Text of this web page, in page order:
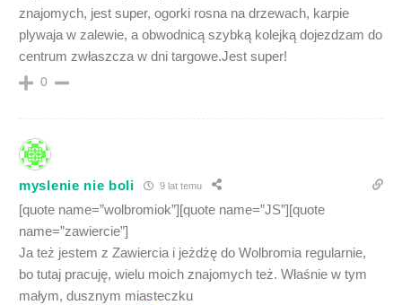
znajomych, jest super, ogorki rosna na drzewach, karpie
plywaja w zalewie, a obwodnicą szybką kolejką dojezdzam do
centrum zwłaszcza w dni targowe.Jest super!
0
myslenie nie boli 9 lat temu
[quote name=”wolbromiok”][quote name=”JS”][quote
name=”zawiercie”]
Ja też jestem z Zawiercia i jeżdżę do Wolbromia regularnie,
bo tutaj pracuję, wielu moich znajomych też. Właśnie w tym
małym, dusznym miasteczku